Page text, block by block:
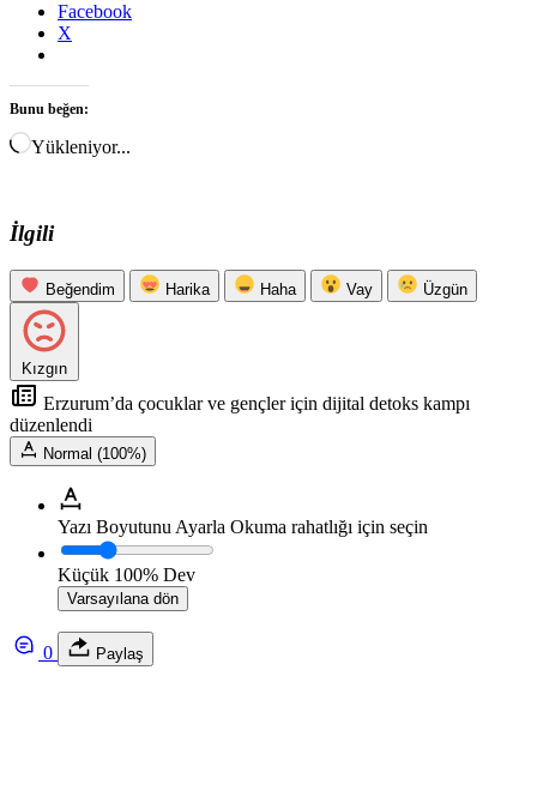
Facebook
X
Bunu beğen:
Yükleniyor...
İlgili
Beğendim Harika Haha Vay Üzgün
Kızgın
Erzurum’da çocuklar ve gençler için dijital detoks kampı
düzenlendi
Normal (100%)
Yazı Boyutunu Ayarla Okuma rahatlığı için seçin
Küçük 100% Dev
Varsayılana dön
0 Paylaş